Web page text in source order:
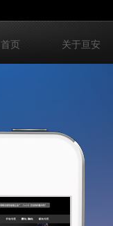
首页 关于亘安